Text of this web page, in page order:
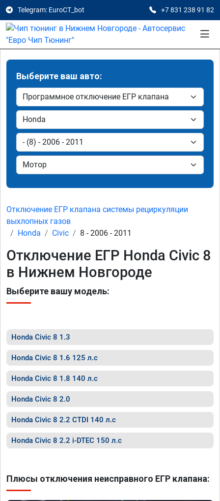
Telegram: EuroCT_bot +7 831 238 91 82
Выберите ваш авто:
Отключение ЕГР клапана системы рециркуляции
выхлопных газов
Honda
Civic 8 - 2006 - 2011
Отключение ЕГР Honda Civic 8
в Нижнем Новгороде
Выберите вашу модель:
Honda Civic 8 1.3
Honda Civic 8 1.6 125 л.с
Honda Civic 8 1.8 140 л.с
Honda Civic 8 2.0
Honda Civic 8 2.2 CTDI 140 л.с
Honda Civic 8 2.2 i-DTEC 150 л.с
Плюсы отключения неисправного ЕГР клапана: